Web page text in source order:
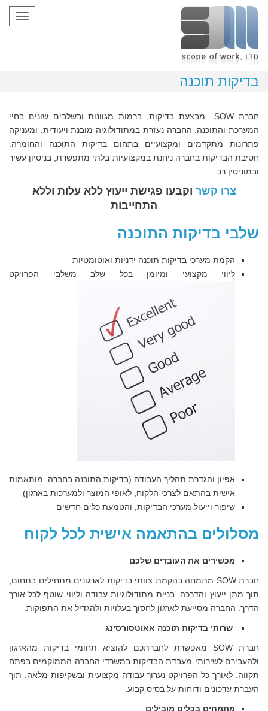
בדיקות תוכנה
חברת SOW מבצעת בדיקות, ברמות מגוונות ובשלבים שונים בחיי
המערכת והתוכנה. החברה נעזרת במתודולוגיה מובנת ויעודית, ומעניקה
פתרונות מתקדמים ומקצועיים בתחום בדיקות התוכנה והחומרה.
חטיבת הבדיקות בחברה ניחנת במקצועיות בלתי מתפשרת, בניסיון עשיר
ובמוניטין רב.
צרו קשר וקבעו פגישת ייעוץ ללא עלות וללא
התחייבות
שלבי בדיקות התוכנה
הקמת מערכי בדיקות תוכנה ידניות ואוטומטיות
ליווי מקצועי ומיומן בכל שלב משלבי הפרויקט
אפיון והגדרת תהליך העבודה (בדיקות התוכנה בחברה, מותאמות
אישית בהתאם לצרכי הלקוח, לאופי המוצר ולמערכות בארגון)
שיפור וייעול מערכי הבדיקות, והטמעת כלים חדשים
מסלולים בהתאמה אישית לכל לקוח
מכשירים את העובדים שלכם
חברת SOW מתמחה בהקמת צוותי בדיקות לארגונים מתחילים בתחום,
תוך מתן ייעוץ והדרכה, בניית מתודולוגיות עבודה וליווי שוטף לכל אורך
הדרך. החברה מסייעת לארגון לחסוך בעלויות ולהגדיל את התפוקות.
שרותי בדיקות תוכנה אאוטסורסינג
חברת SOW מאפשרת לחברתכם להוציא תחומי בדיקות מהארגון
ולהעבירם לשירותי מעבדת הבדיקות במשרדי החברה הממוקמים בפתח
תקווה. לאורך כל הפרויקט נערוך עבודה מקצועית ובשקיפות מלאה, תוך
העברת עדכונים ודוחות על בסיס קבוע.
מתמחים בכלים מובילים